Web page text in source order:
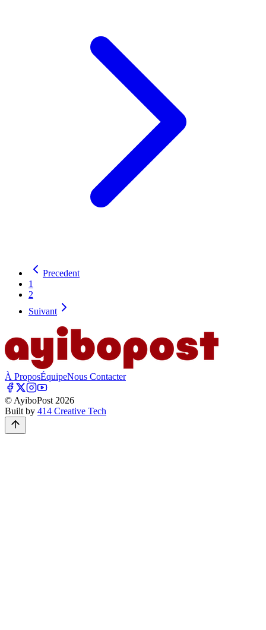
Precedent
1
2
Suivant
À ProposÉquipeNous Contacter
© AyiboPost 2026
Built by 414 Creative Tech